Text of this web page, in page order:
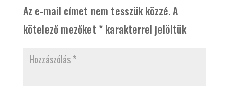
Az e-mail címet nem tesszük közzé.A
kötelező mezőket *karakterrel jelöltük